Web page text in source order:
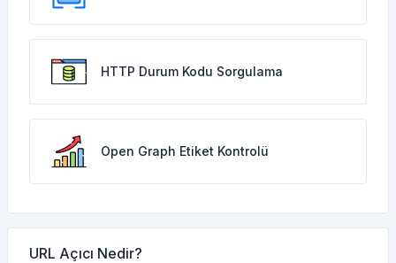
HTTP Durum Kodu Sorgulama
Open Graph Etiket Kontrolü
URL Açıcı Nedir?